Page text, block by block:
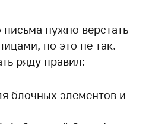
письма нужно верстать
но это не так.
ряду правил:
блочных элементов и